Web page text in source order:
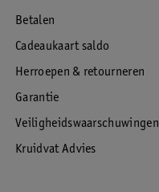
Betalen
Cadeaukaart saldo
Herroepen & retourneren
Garantie
Veiligheidswaarschuwingen
Kruidvat Advies